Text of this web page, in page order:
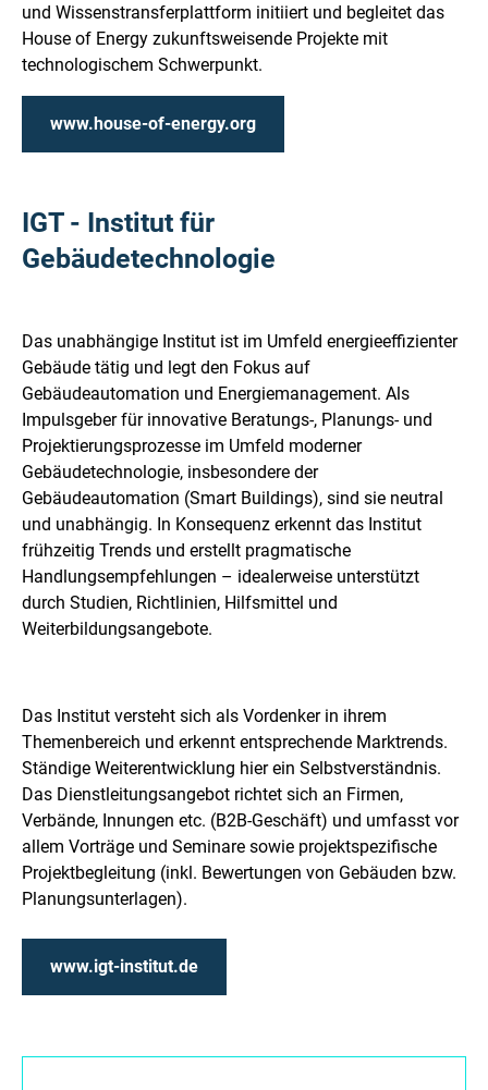
und Wissenstransferplattform initiiert und begleitet das
House of Energy zukunftsweisende Projekte mit
technologischem Schwerpunkt.
www.house-of-energy.org
IGT - Institut für
Gebäudetechnologie
Das unabhängige Institut ist im Umfeld energieeffizienter
Gebäude tätig und legt den Fokus auf
Gebäudeautomation und Energiemanagement. Als
Impulsgeber für innovative Beratungs-, Planungs- und
Projektierungsprozesse im Umfeld moderner
Gebäudetechnologie, insbesondere der
Gebäudeautomation (Smart Buildings), sind sie neutral
und unabhängig. In Konsequenz erkennt das Institut
frühzeitig Trends und erstellt pragmatische
Handlungsempfehlungen – idealerweise unterstützt
durch Studien, Richtlinien, Hilfsmittel und
Weiterbildungsangebote.
Das Institut versteht sich als Vordenker in ihrem
Themenbereich und erkennt entsprechende Marktrends.
Ständige Weiterentwicklung hier ein Selbstverständnis.
Das Dienstleitungsangebot richtet sich an Firmen,
Verbände, Innungen etc. (B2B-Geschäft) und umfasst vor
allem Vorträge und Seminare sowie projektspezifische
Projektbegleitung (inkl. Bewertungen von Gebäuden bzw.
Planungsunterlagen).
www.igt-institut.de